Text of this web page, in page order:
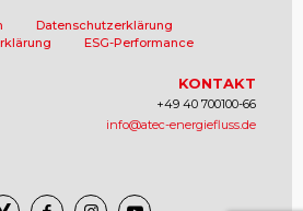
Datenschutzerklärung
ESG-Performance
KONTAKT
+49 40 700100-66
info@atec-energiefluss.de